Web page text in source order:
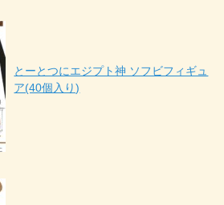
とーとつにエジプト神 ソフビフィギュ
ア(40個入り)